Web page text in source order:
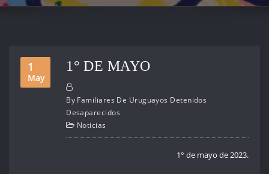
1
May
1° DE MAYO
By Familiares De Uruguayos Detenidos
Desaparecidos
Noticias
1° de mayo de 2023.